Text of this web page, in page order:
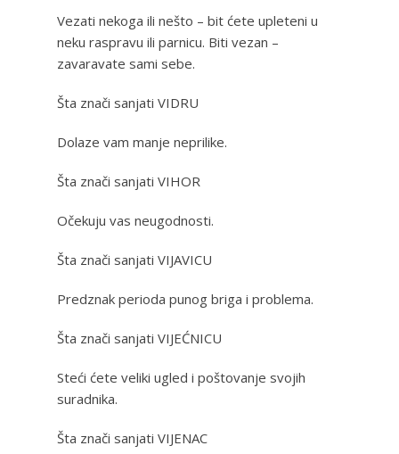
Vezati nekoga ili nešto – bit ćete upleteni u
neku raspravu ili parnicu. Biti vezan –
zavaravate sami sebe.
Šta znači sanjati VIDRU
Dolaze vam manje neprilike.
Šta znači sanjati VIHOR
Očekuju vas neugodnosti.
Šta znači sanjati VIJAVICU
Predznak perioda punog briga i problema.
Šta znači sanjati VIJEĆNICU
Steći ćete veliki ugled i poštovanje svojih
suradnika.
Šta znači sanjati VIJENAC